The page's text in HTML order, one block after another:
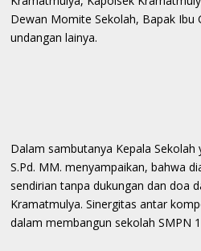
Dewan Momite Sekolah, Bapak Ibu
undangan lainya.
Dalam sambutanya Kepala Sekolah
S.Pd. MM. menyampaikan, bahwa
sendirian tanpa dukungan dan doa
Kramatmulya. Sinergitas antar
dalam membangun sekolah SMPN